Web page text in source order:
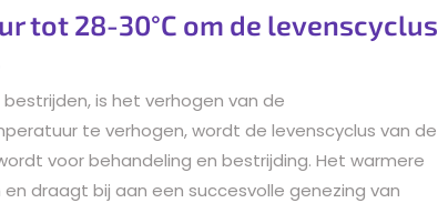
tot 28-30°C om de levenscyclus
is het verhogen van de
te verhogen, wordt de levenscyclus van de
voor behandeling en bestrijding. Het warmere
draagt bij aan een succesvolle genezing van